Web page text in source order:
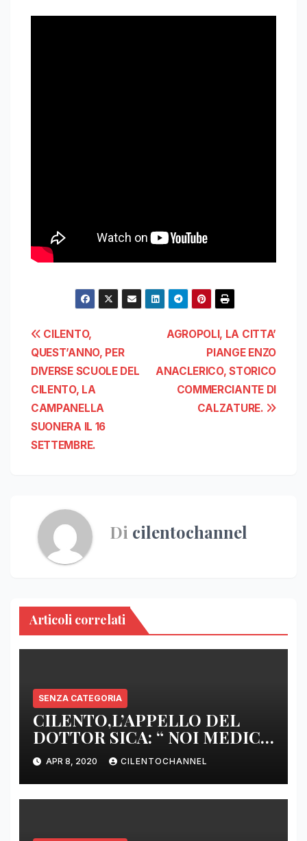
Navigazione
articoli
AGROPOLI, LA CITTA’
PIANGE ENZO
ANACLERICO, STORICO
COMMERCIANTE DI
CALZATURE.
CILENTO,
QUEST’ANNO, PER
DIVERSE SCUOLE DEL
CILENTO, LA
CAMPANELLA
SUONERA IL 16
SETTEMBRE.
Di cilentochannel
Articoli correlati
SENZA CATEGORIA
CILENTO,L’APPELLO DEL
DOTTOR SICA: “ NOI MEDICI
DI BASE SIAMO SENZA ARMI
E SENZA PRESIDI”
APR 8, 2020 CILENTOCHANNEL